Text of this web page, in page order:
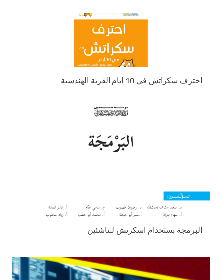
احترف سكراتش في 10 ايام القرية الهندسية
البرمجة بستخدام اسكرتش للناشئين